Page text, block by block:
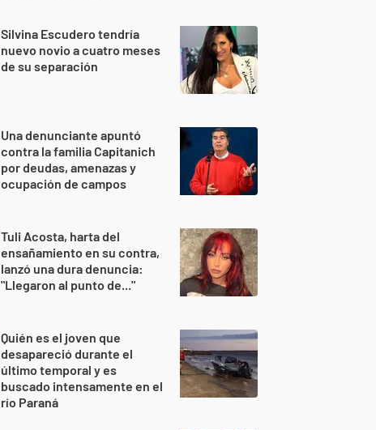
Silvina Escudero tendría
nuevo novio a cuatro meses
de su separación
Una denunciante apuntó
contra la familia Capitanich
por deudas, amenazas y
ocupación de campos
Tuli Acosta, harta del
ensañamiento en su contra,
lanzó una dura denuncia:
"Llegaron al punto de..."
Quién es el joven que
desapareció durante el
último temporal y es
buscado intensamente en el
río Paraná